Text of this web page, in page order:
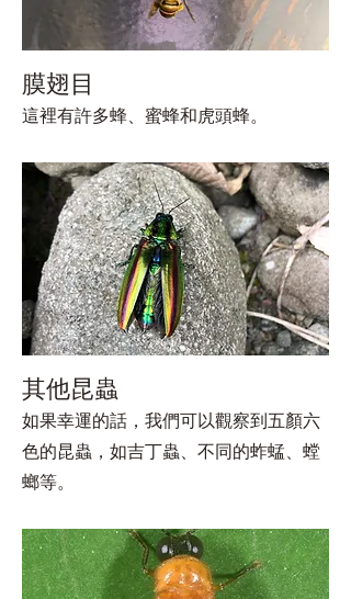
膜翅目
這裡有許多蜂、蜜蜂和虎頭蜂。
其他昆蟲
如果幸運的話，我們可以觀察到五顏六
色的昆蟲，如吉丁蟲、不同的蚱蜢、螳
螂等。